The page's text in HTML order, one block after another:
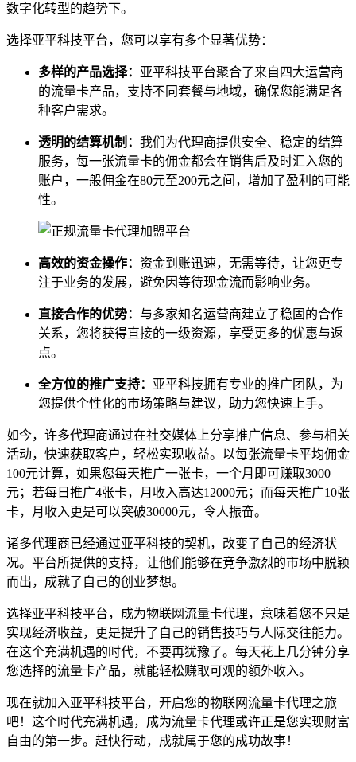
数字化转型的趋势下。
选择亚平科技平台，您可以享有多个显著优势：
多样的产品选择： 亚平科技平台聚合了来自四大运营商
的流量卡产品，支持不同套餐与地域，确保您能满足各
种客户需求。
透明的结算机制： 我们为代理商提供安全、稳定的结算
服务，每一张流量卡的佣金都会在销售后及时汇入您的
账户，一般佣金在80元至200元之间，增加了盈利的可能
性。
高效的资金操作： 资金到账迅速，无需等待，让您更专
注于业务的发展，避免因等待现金流而影响业务。
直接合作的优势： 与多家知名运营商建立了稳固的合作
关系，您将获得直接的一级资源，享受更多的优惠与返
点。
全方位的推广支持： 亚平科技拥有专业的推广团队，为
您提供个性化的市场策略与建议，助力您快速上手。
如今，许多代理商通过在社交媒体上分享推广信息、参与相关
活动，快速获取客户，轻松实现收益。以每张流量卡平均佣金
100元计算，如果您每天推广一张卡，一个月即可赚取3000
元；若每日推广4张卡，月收入高达12000元；而每天推广10张
卡，月收入更是可以突破30000元，令人振奋。
诸多代理商已经通过亚平科技的契机，改变了自己的经济状
况。平台所提供的支持，让他们能够在竞争激烈的市场中脱颖
而出，成就了自己的创业梦想。
选择亚平科技平台，成为物联网流量卡代理，意味着您不只是
实现经济收益，更是提升了自己的销售技巧与人际交往能力。
在这个充满机遇的时代，不要再犹豫了。每天花上几分钟分享
您选择的流量卡产品，就能轻松赚取可观的额外收入。
现在就加入亚平科技平台，开启您的物联网流量卡代理之旅
吧！这个时代充满机遇，成为流量卡代理或许正是您实现财富
自由的第一步。赶快行动，成就属于您的成功故事！